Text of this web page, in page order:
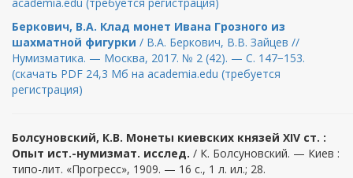
Беркович, В.А. Клад монет Ивана Грозного из
шахматной фигурки / В.А. Беркович, В.В. Зайцев //
Нумизматика. — Москва, 2017. № 2 (42). — С. 147−153.
(скачать PDF 24,3 Мб на academia.edu (требуется
регистрация)
Болсуновский, К.В. Монеты киевских князей XIV ст. :
Опыт ист.-нумизмат. исслед. / К. Болсуновский. — Киев :
типо-лит. «Прогресс», 1909. — 16 с., 1 л. ил.; 28.